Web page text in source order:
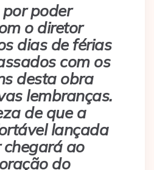
poder
o diretor
dias de férias
​​com os
desta obra
lembranças.
de que a
lançada
ao
do